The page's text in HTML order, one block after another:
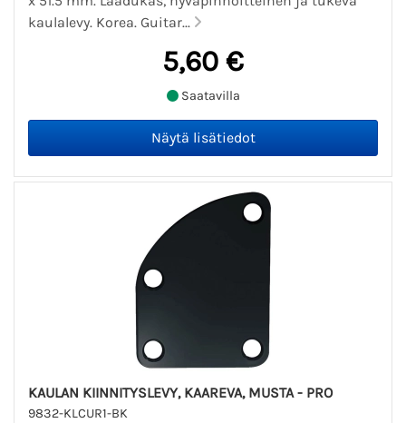
kaulalevy. Korea. Guitar...
5,60 €
Saatavilla
KAULAN KIINNITYSLEVY, KAAREVA, MUSTA - PRO
9832-KLCUR1-BK